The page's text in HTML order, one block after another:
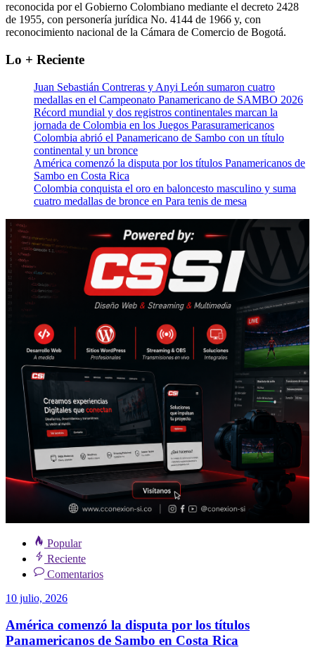
reconocida por el Gobierno Colombiano mediante el decreto 2428
de 1955, con personería jurídica No. 4144 de 1966 y, con
reconocimiento nacional de la Cámara de Comercio de Bogotá.
Lo + Reciente
Juan Sebastián Contreras y Anyi León sumaron cuatro
medallas en el Campeonato Panamericano de SAMBO 2026
Récord mundial y dos registros continentales marcan la
jornada de Colombia en los Juegos Parasuramericanos
Colombia abrió el Panamericano de Sambo con un título
continental y un bronce
América comenzó la disputa por los títulos Panamericanos de
Sambo en Costa Rica
Colombia conquista el oro en baloncesto masculino y suma
cuatro medallas de bronce en Para tenis de mesa
Popular
Reciente
Comentarios
10 julio, 2026
América comenzó la disputa por los títulos
Panamericanos de Sambo en Costa Rica